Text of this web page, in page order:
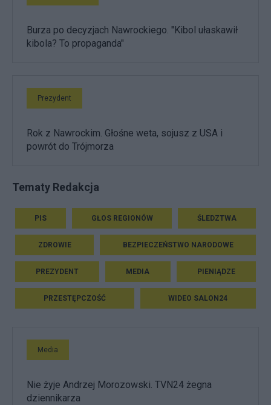
Burza po decyzjach Nawrockiego. "Kibol ułaskawił
kibola? To propaganda"
Prezydent
Rok z Nawrockim. Głośne weta, sojusz z USA i
powrót do Trójmorza
Tematy Redakcja
PIS GŁOS REGIONÓW ŚLEDZTWA
ZDROWIE BEZPIECZEŃSTWO NARODOWE
PREZYDENT MEDIA PIENIĄDZE
PRZESTĘPCZOŚĆ WIDEO SALON24
Media
Nie żyje Andrzej Morozowski. TVN24 żegna
dziennikarza